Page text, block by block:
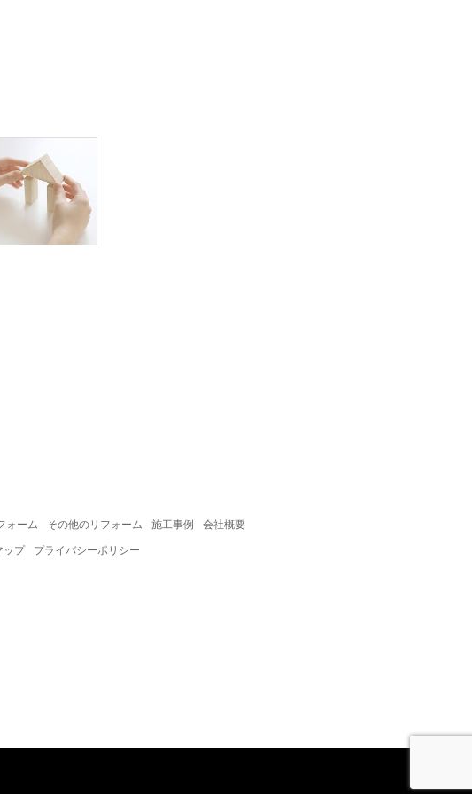
ォーム その他のリフォーム 施工事例
会社概要
ップ プライバシーポリシー